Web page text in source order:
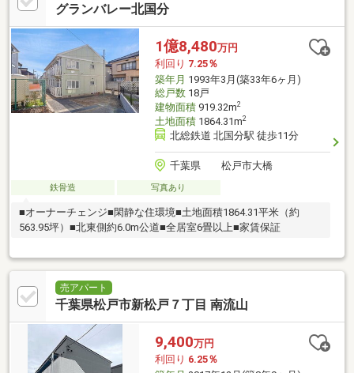
グランバレー北国分
1億8,480万円
利回り 7.25％
築年月 1993年3月(築33年6ヶ月)
総戸数18戸
建物面積919.32m2
土地面積1864.31m2
北総鉄道 北国分駅 徒歩11分
千葉県 松戸市大橋
鉄骨造 写真あり
■オーナーチェンジ■閑静な住環境■土地面積1864.31平米（約
563.95坪）■北東側約6.0m公道■全居室6畳以上■家賃保証
売アパート
千葉県松戸市新松戸７丁目 南流山
9,400万円
利回り 6.25％